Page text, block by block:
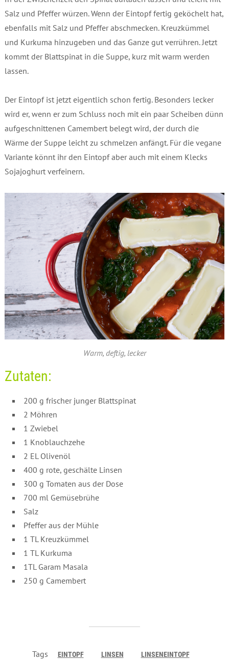
Salz und Pfeffer würzen. Wenn der Eintopf fertig geköchelt hat,
ebenfalls mit Salz und Pfeffer abschmecken. Kreuzkümmel
und Kurkuma hinzugeben und das Ganze gut verrühren. Jetzt
kommt der Blattspinat in die Suppe, kurz mit warm werden
lassen.
Der Eintopf ist jetzt eigentlich schon fertig. Besonders lecker
wird er, wenn er zum Schluss noch mit ein paar Scheiben dünn
aufgeschnittenen Camembert belegt wird, der durch die
Wärme der Suppe leicht zu schmelzen anfängt. Für die vegane
Variante könnt ihr den Eintopf aber auch mit einem Klecks
Sojajoghurt verfeinern.
Warm, deftig, lecker
Zutaten:
200 g frischer junger Blattspinat
2 Möhren
1 Zwiebel
1 Knoblauchzehe
2 EL Olivenöl
400 g rote, geschälte Linsen
300 g Tomaten aus der Dose
700 ml Gemüsebrühe
Salz
Pfeffer aus der Mühle
1 TL Kreuzkümmel
1 TL Kurkuma
1TL Garam Masala
250 g Camembert
Tags EINTOPF LINSEN
LINSENEINTOPF